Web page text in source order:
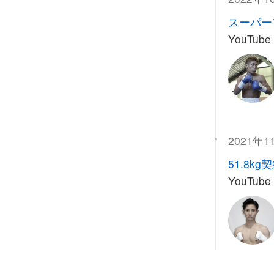
スーパ
YouTube
2021年
51.8kg
YouTube